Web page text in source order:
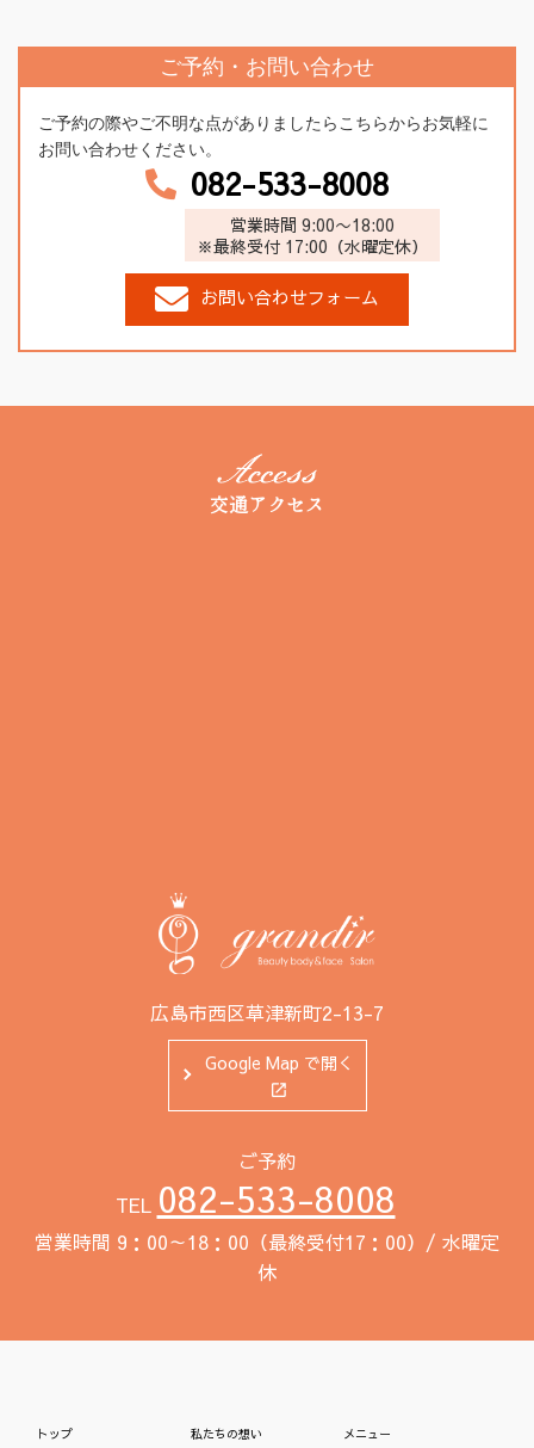
ご予約・お問い合わせ
ご予約の際やご不明な点がありましたらこちらからお気軽に
お問い合わせください。
082-533-8008
営業時間 9:00〜18:00
※最終受付 17:00（水曜定休）
お問い合わせフォーム
交通アクセス
広島市西区草津新町2-13-7
Google Map で開く
ご予約
TEL 082-533-8008
営業時間 9：00～18：00（最終受付17：00）/ 水曜定
休
トップ 私たちの想い メニュー